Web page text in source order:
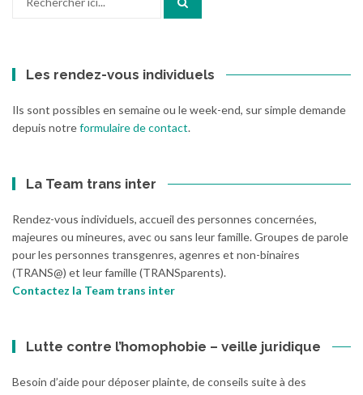
Les rendez-vous individuels
Ils sont possibles en semaine ou le week-end, sur simple demande
depuis notreformulaire de contact.
La Team trans inter
Rendez-vous individuels, accueil des personnes concernées,
majeures ou mineures, avec ou sans leur famille. Groupes de parole
pour les personnes transgenres, agenres et non-binaires
(TRANS@) et leur famille (TRANSparents).
Contactez la Team trans inter
Lutte contre l’homophobie – veille juridique
Besoin d’aide pour déposer plainte, de conseils suite à des